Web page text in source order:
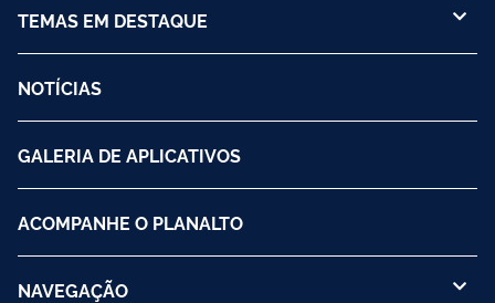
TEMAS EM DESTAQUE
NOTÍCIAS
GALERIA DE APLICATIVOS
ACOMPANHE O PLANALTO
NAVEGAÇÃO